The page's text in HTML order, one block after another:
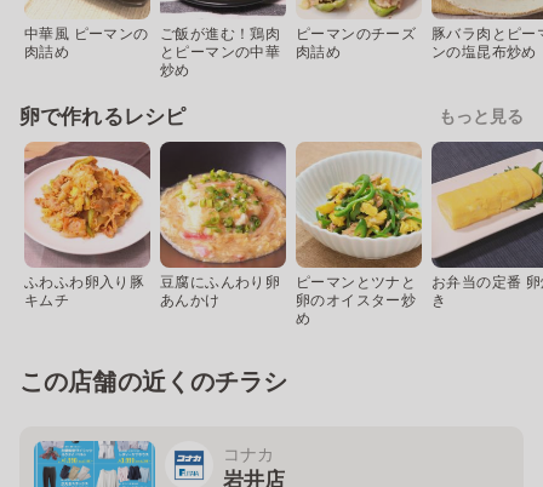
中華風 ピーマンの
肉詰め
ご飯が進む！鶏肉
とピーマンの中華
炒め
ピーマンのチーズ
肉詰め
豚バラ肉とピー
ンの塩昆布炒め
卵で作れるレシピ もっと見る
ふわふわ卵入り豚
キムチ
豆腐にふんわり卵
あんかけ
ピーマンとツナと
卵のオイスター炒
め
お弁当の定番
き
この店舗の近くのチラシ
コナカ
岩井店